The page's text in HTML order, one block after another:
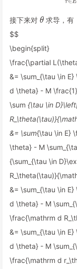
接下来对
求导，有
$$
\begin{split}
\frac{\partial
&= \sum_{\tau \in
d \theta} - M
\sum {\tau \in
&= \sum{\tau \in E}
\theta} - M
{\sum_{\tau \in
&= \sum_{\tau \in
d \theta} - M
\frac{\mathrm d
&= \sum_{\tau \in
d \theta} - M
\frac{\mathrm d